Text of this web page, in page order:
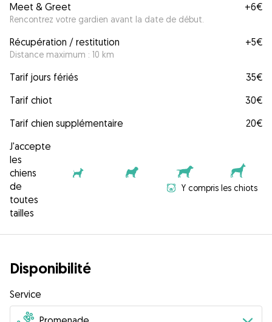
Meet & Greet
Rencontrez votre gardien avant la date de début.
+6€
Récupération / restitution
Distance maximum : 10 km
+5€
Tarif jours fériés
35€
Tarif chiot
30€
Tarif chien supplémentaire
20€
J'accepte
les
chiens
de
toutes
tailles
Y compris les chiots
Disponibilité
Service